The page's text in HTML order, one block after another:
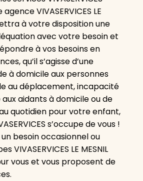
VIVASERVICES LE
à votre disposition une
avec votre besoin et
à vos besoins en
qu’il s’agisse d’une
à domicile aux personnes
au déplacement, incapacité
aidants à domicile ou de
quotidien pour votre enfant,
s’occupe de vous !
besoin occasionnel ou
VIVASERVICES LE MESNIL
vous et vous proposent de